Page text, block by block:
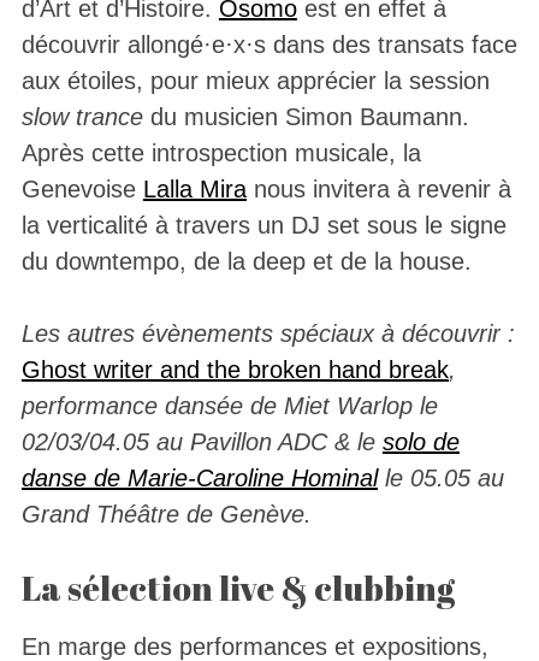
d’Art et d’Histoire. Osomoest en effet à
découvrir allongé·e·x·s dans des transats face
aux étoiles, pour mieux apprécier la session
slow trancedu musicien Simon Baumann.
Après cette introspection musicale, la
Genevoise Lalla Miranous invitera à revenir à
la verticalité à travers un DJ set sous le signe
du downtempo, de la deep et de la house.
Les autres évènements spéciaux à découvrir :
Ghost writer and the broken hand break,
performance dansée de Miet Warlop le
02/03/04.05 au Pavillon ADC & le solo de
danse de Marie-Caroline Hominalle 05.05 au
Grand Théâtre de Genève.
La sélection live & clubbing
En marge des performances et expositions,